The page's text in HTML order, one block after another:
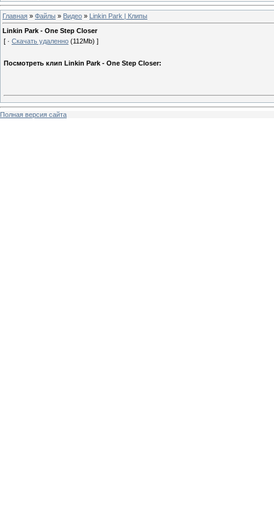
Главная » Файлы » Видео » Linkin Park | Клипы
Linkin Park - One Step Closer
[ · Скачать удаленно (112Mb) ]
Посмотреть клип Linkin Park - One Step Closer:
Полная версия сайта